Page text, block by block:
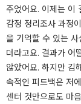
주었어요. 이제는 이
감정 정리조사 과정
을 기억할 수 있는
더라고요. 결과가 어
않았어요. 하지만 김
속적인 피드백은 저
센터 것만으로도 마